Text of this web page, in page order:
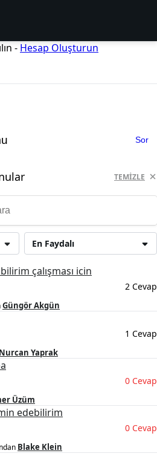
- Hesap Oluşturun
Sor
TEMIZLE
En Faydalı
çalışması icin
2 Cevap
Güngör Akgün
1 Cevap
Nurcan Yaprak
0 Cevap
Üzüm
edebilirim
0 Cevap
Blake Klein